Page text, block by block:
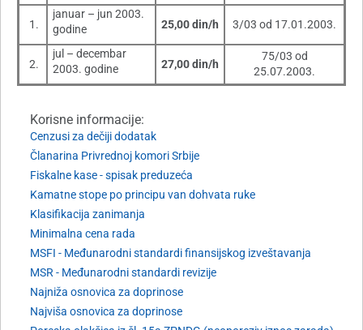
1.
januar – jun 2003.
godine
25,00 din/h 3/03 od 17.01.2003.
2.
jul – decembar
2003. godine
27,00 din/h
75/03 od
25.07.2003.
Korisne informacije:
Cenzusi za dečiji dodatak
Članarina Privrednoj komori Srbije
Fiskalne kase - spisak preduzeća
Kamatne stope po principu van dohvata ruke
Klasifikacija zanimanja
Minimalna cena rada
MSFI - Međunarodni standardi finansijskog izveštavanja
MSR - Međunarodni standardi revizije
Najniža osnovica za doprinose
Najviša osnovica za doprinose